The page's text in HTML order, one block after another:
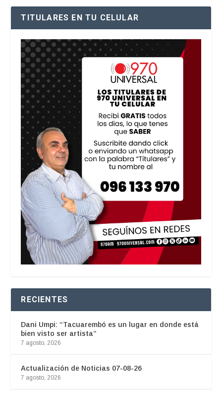
TITULARES EN TU CELULAR
RECIENTES
Dani Umpi: “Tacuarembó es un lugar en donde está
bien visto ser artista”
7 agosto, 2026
Actualización de Noticias 07-08-26
7 agosto, 2026